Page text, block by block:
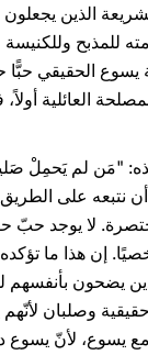
الذين يجعلون
الحقيقي حبًّا
العائلية أولاً،
"مَن لم يَحمِلْ
يجب أن نتبعه على
لا يوجد حبّ
إن هذا ما تؤكده
يضحون بأنفسهم
وصلبان
يسوع، لأنّ يسوع